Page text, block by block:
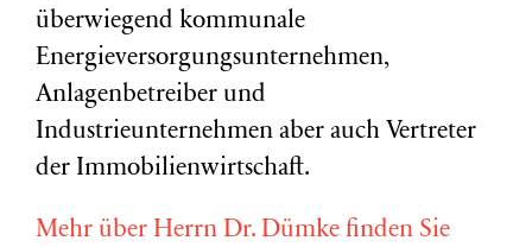
überwiegend kommunale
Energieversorgungsunternehmen,
Anlagenbetreiber und
Industrieunternehmen aber auch Vertreter
der Immobilienwirtschaft.
Mehr über Herrn Dr. Dümke finden Sie